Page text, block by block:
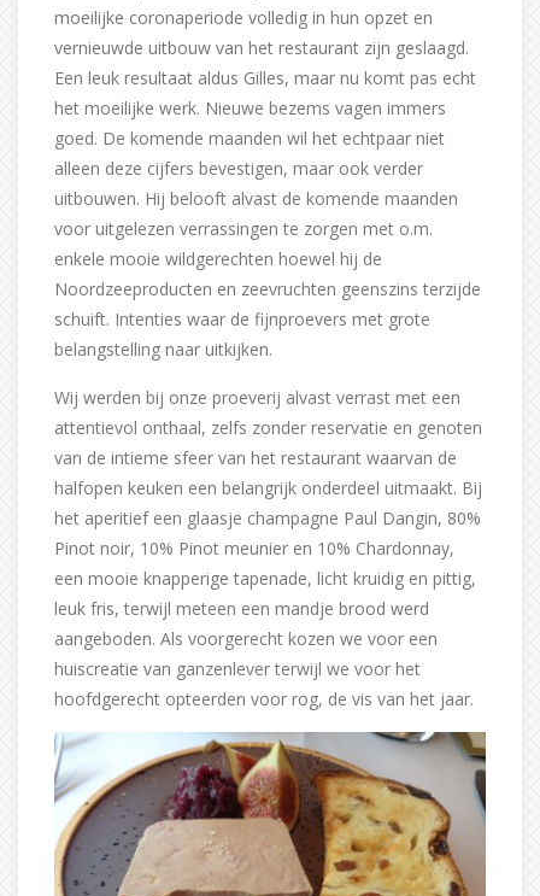
moeilijke coronaperiode volledig in hun opzet en
vernieuwde uitbouw van het restaurant zijn geslaagd.
Een leuk resultaat aldus Gilles, maar nu komt pas echt
het moeilijke werk. Nieuwe bezems vagen immers
goed. De komende maanden wil het echtpaar niet
alleen deze cijfers bevestigen, maar ook verder
uitbouwen. Hij belooft alvast de komende maanden
voor uitgelezen verrassingen te zorgen met o.m.
enkele mooie wildgerechten hoewel hij de
Noordzeeproducten en zeevruchten geenszins terzijde
schuift. Intenties waar de fijnproevers met grote
belangstelling naar uitkijken.
Wij werden bij onze proeverij alvast verrast met een
attentievol onthaal, zelfs zonder reservatie en genoten
van de intieme sfeer van het restaurant waarvan de
halfopen keuken een belangrijk onderdeel uitmaakt. Bij
het aperitief een glaasje champagne Paul Dangin, 80%
Pinot noir, 10% Pinot meunier en 10% Chardonnay,
een mooie knapperige tapenade, licht kruidig en pittig,
leuk fris, terwijl meteen een mandje brood werd
aangeboden. Als voorgerecht kozen we voor een
huiscreatie van ganzenlever terwijl we voor het
hoofdgerecht opteerden voor rog, de vis van het jaar.